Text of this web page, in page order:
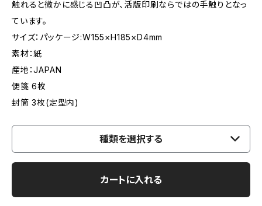
触れると微かに感じる凹凸が、活版印刷ならではの手触りとなっ
ています。
サイズ：パッケージ:W155×H185×D4mm
素材：紙
産地：JAPAN
便箋 6枚
封筒 3枚(定型内)
種類を選択する
カートに入れる